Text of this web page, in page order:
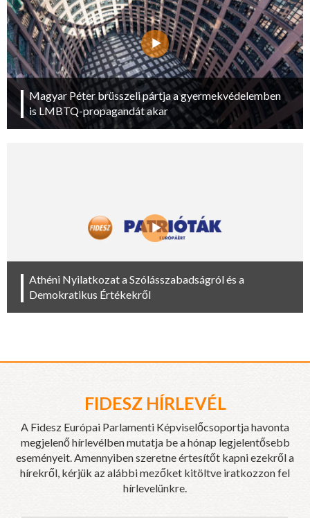
Magyar Péter brüsszeli pártja a gyermekvédelemben
is LMBTQ-propagandát akar
Athéni Nyilatkozat a Szólásszabadságról és a
Demokratikus Értékekről
FIDESZ HÍRLEVÉL
A Fidesz Európai Parlamenti Képviselőcsoportja havonta
megjelenő hírlevélben mutatja be a hónap legjelentősebb
eseményeit. Amennyiben szeretne értesítőt kapni ezekről a
hírekről, kérjük az alábbi mezőket kitöltve iratkozzon fel
hírlevelünkre.